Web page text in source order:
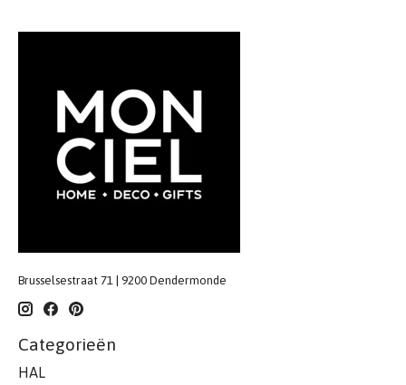
Brusselsestraat 71 | 9200 Dendermonde
Categorieën
HAL